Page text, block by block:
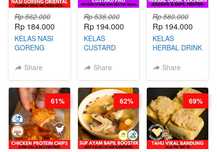
Rp 562.000
Rp 184.000
KELAS NASI
GORENG
CHINESE WOK
CHEF
STEPHANIE
Share
Rp 538.000
Rp 194.000
KELAS
CUSTARD
STEAM BUN
CHEF DITA
Share
Rp 580.000
Rp 194.000
KELAS
HERBAL DRINK
RADANG &
BARISTA
ARISUDANA
Share
61% 62% 69%